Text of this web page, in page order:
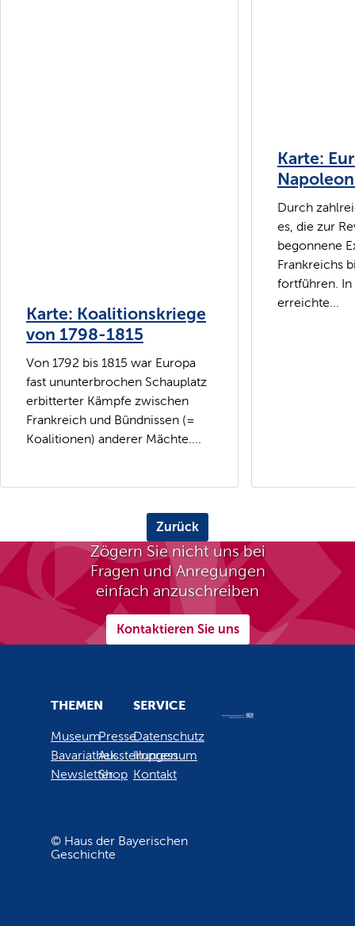
Karte: Koalitionskriege
von 1798-1815
Von 1792 bis 1815 war Europa
fast ununterbrochen Schauplatz
erbitterter Kämpfe zwischen
Frankreich und Bündnissen (=
Koalitionen) anderer Mächte....
Karte:
Durch
es, die zur
begonnene
Frankreichs
fortführen. In
erreichte...
Zurück
Zögern Sie nicht uns bei
Fragen und Anregungen
einfach anzuschreiben
Kontaktieren Sie uns
THEMEN
Museum
Bavariathek
Newsletter
Presse
Ausstellungen
Shop
SERVICE
Datenschutz
Impressum
Kontakt
© Haus der Bayerischen
Geschichte